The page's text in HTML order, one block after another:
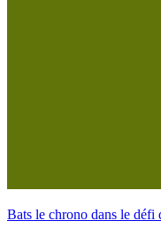
Bats le chrono dans le